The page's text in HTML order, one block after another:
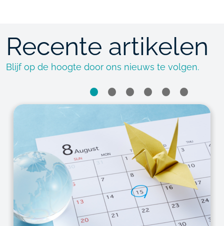
Recente artikelen
Blijf op de hoogte door ons nieuws te volgen.